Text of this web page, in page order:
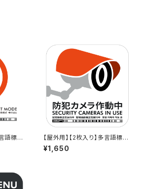
語標識
外対
【屋外用】【2枚入り】多言語標識
「防犯カメラ作動中（白）」- 150
x150mm/5言語/スマホ連携 駅
¥1,650